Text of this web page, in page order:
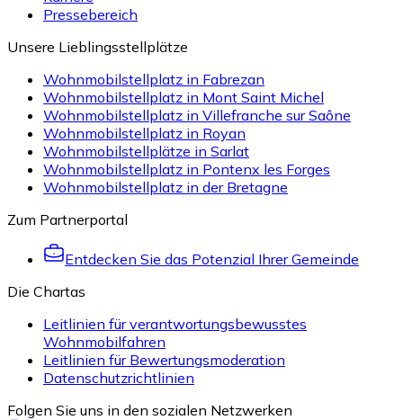
Pressebereich
Unsere Lieblingsstellplätze
Wohnmobilstellplatz in Fabrezan
Wohnmobilstellplatz in Mont Saint Michel
Wohnmobilstellplatz in Villefranche sur Saône
Wohnmobilstellplatz in Royan
Wohnmobilstellplätze in Sarlat
Wohnmobilstellplatz in Pontenx les Forges
Wohnmobilstellplatz in der Bretagne
Zum Partnerportal
Entdecken Sie das Potenzial Ihrer Gemeinde
Die Chartas
Leitlinien für verantwortungsbewusstes
Wohnmobilfahren
Leitlinien für Bewertungsmoderation
Datenschutzrichtlinien
Folgen Sie uns in den sozialen Netzwerken